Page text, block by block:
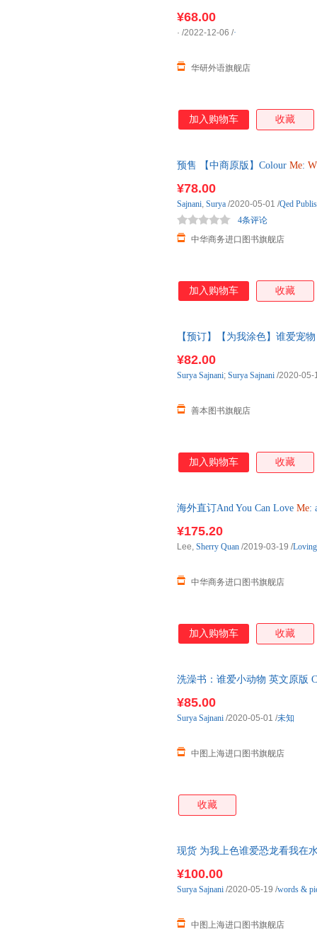
¥68.00
华研外语旗舰店
· /2022-12-06 /·
加入购物车 收藏
预售 【中商原版】Colour Me:
¥78.00
中华商务进口图书旗舰店
4条评论
Sajnani, Surya /2020-05-01 /Qed
加入购物车 收藏
【预订】【为我涂色】谁爱宠
¥82.00
善本图书旗舰店
Surya Sajnani; Surya Sajnani /2020-05-
加入购物车 收藏
海外直订And You Can Love Me:
¥175.20
中华商务进口图书旗舰店
Lee, Sherry Quan /2019-03-19 /
加入购物车 收藏
洗澡书：谁爱小动物 英文原版
¥85.00
中图上海进口图书旗舰店
Surya Sajnani /2020-05-01 /未知
收藏
现货 为我上色谁爱恐龙看我在
¥100.00
中图上海进口图书旗舰店
Surya Sajnani /2020-05-19 /words &